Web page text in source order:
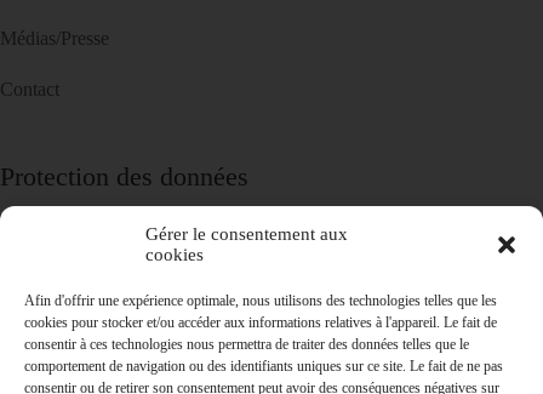
Gérer le consentement aux
cookies
Afin d'offrir une expérience optimale, nous utilisons des technologies telles que les
cookies pour stocker et/ou accéder aux informations relatives à l'appareil. Le fait de
consentir à ces technologies nous permettra de traiter des données telles que le
comportement de navigation ou des identifiants uniques sur ce site. Le fait de ne pas
consentir ou de retirer son consentement peut avoir des conséquences négatives sur
Médias/Presse
Contact
Protection des données
Politique de confidentialité